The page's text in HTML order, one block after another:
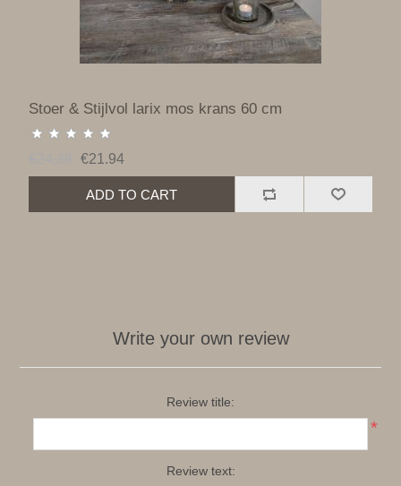
Stoer & Stijlvol larix mos krans 60 cm
€21.94
ADD TO CART
Write your own review
Review title:
*
Review text: